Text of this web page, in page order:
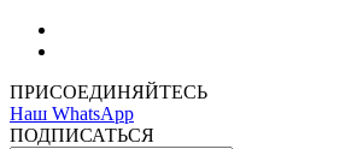
ПРИСОЕДИНЯЙТЕСЬ
Наш WhatsApp
ПОДПИСАТЬСЯ